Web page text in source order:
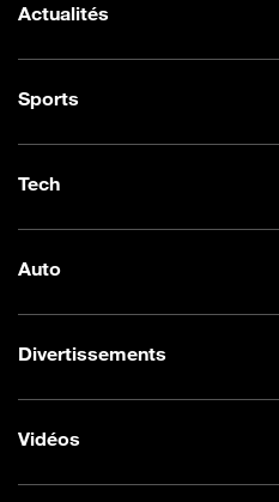
Actualités
Sports
Tech
Auto
Divertissements
Vidéos